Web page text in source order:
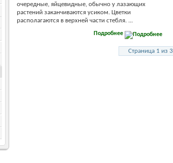
очередные, яйцевидные, обычно у лазающих
растений заканчиваются усиком. Цветки
располагаются в верхней части стебля. ...
Подробнее
Страница 1 из 3